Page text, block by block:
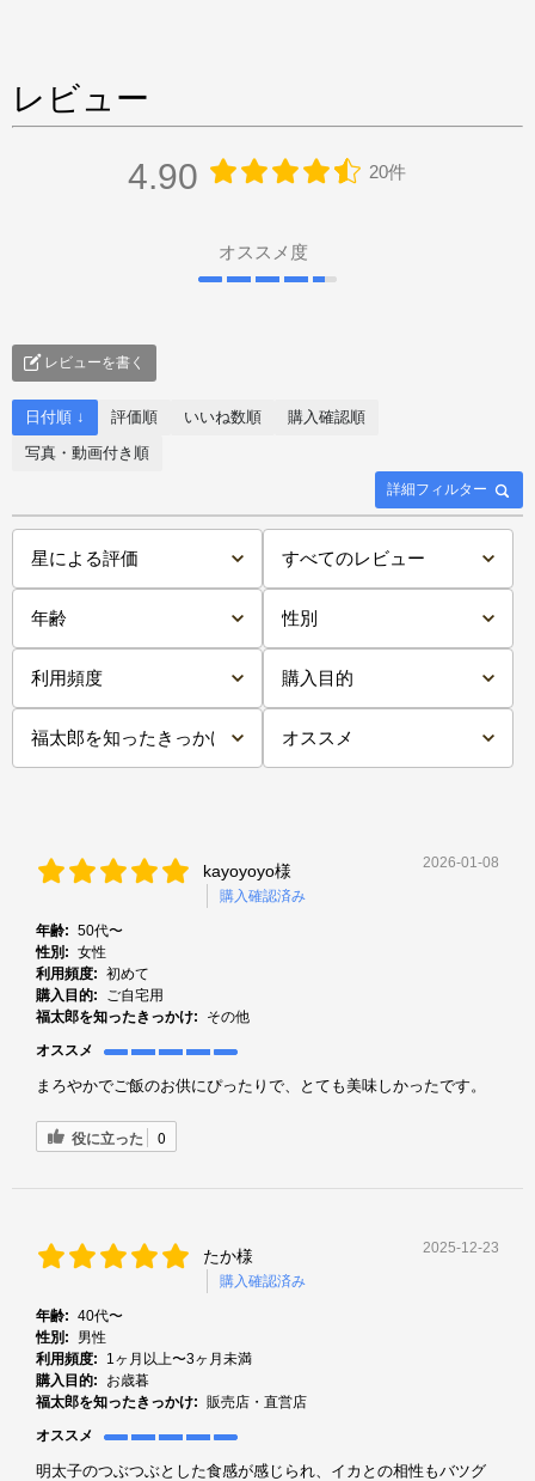
レビュー
4.90 20件
オススメ度
レビューを書く
詳細フィルター
日付順 ↓ 評価順 いいね数順
購入確認順
写真・動画付き順
kayoyoyo様
購入確認済み
2026-01-08
年齢: 50代〜
性別: 女性
利用頻度: 初めて
購入目的:
ご自宅用
福太郎を知ったきっかけ:
その他
オススメ
まろやかでご飯のお供にぴったりで、とても美味しかったです。
役に立った 0
たか様
購入確認済み
2025-12-23
年齢: 40代〜
性別:
男性
利用頻度:
1ヶ月以上〜3ヶ月未満
購入目的:
お歳暮
福太郎を知ったきっかけ: 販売店・直営店
オススメ
明太子のつぶつぶとした食感が感じられ、イカとの相性もバツグ